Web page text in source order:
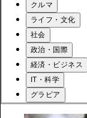
クルマ
ライフ・文化
社会
政治・国際
経済・ビジネス
IT・科学
グラビア